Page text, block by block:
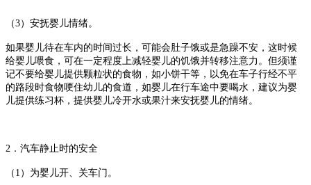
（3）安抚婴儿情绪。
如果婴儿待在车内的时间过长，可能会肚子饿或是急躁不安，这时候
给婴儿喂食，可在一定程度上减轻婴儿的饥饿并转移注意力。但须谨
记不要给婴儿提供颗粒状的食物，如小饼干等，以免在车子行经不平
的路段时食物哽住幼儿的食道，如婴儿在行车途中要喝水，建议为婴
儿提供练习杯，提供婴儿冷开水或果汁来安抚婴儿的情绪。
2 ．汽车静止时的安全
（ 1 ）为婴儿开、关车门。